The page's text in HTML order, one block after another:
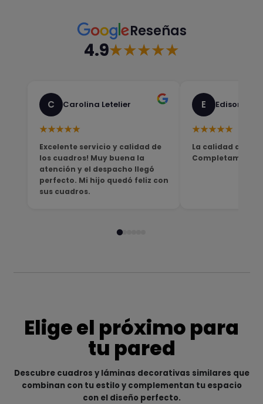
Reseñas
4.9★★★★★
C Carolina Letelier
★★★★★
Excelente servicio y calidad de
los cuadros! Muy buena la
atención y el despacho llegó
perfecto. Mi hijo quedó feliz con
sus cuadros.
E Edison
★★★★★
La calidad del
Completamente
Elige el próximo para
tu pared
Descubre cuadros y láminas decorativas similares que
combinan con tu estilo y complementan tu espacio
con el diseño perfecto.